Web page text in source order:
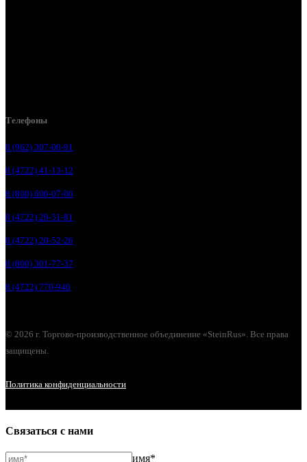
Телефоны
8 (962) 307-00-91
8 (4722) 41-13-12
8 (800) 600-07-00
8 (4722) 20-51-81
8 (4722) 20-52-26
8 (800) 301-77-37
8 (4722) 770-940
© 2026 г. Торгово-производственное объединение «SteinRus». Все права
защищены.
Политика конфиденциальности
Связаться с нами
имя*